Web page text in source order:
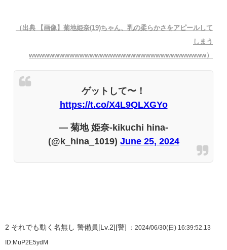
（出典 【画像】菊地姫奈(19)ちゃん、乳の柔らかさをアピールして
しまう
wwwwwwwwwwwwwwwwwwwwwwwwwwwwwwwwwww）
ゲットして〜！
https://t.co/X4L9QLXGYo
— 菊地 姫奈-kikuchi hina-
(@k_hina_1019) June 25, 2024
2 それでも動く名無し 警備員[Lv.2][警] ：2024/06/30(日) 16:39:52.13
ID:MuP2E5ydM